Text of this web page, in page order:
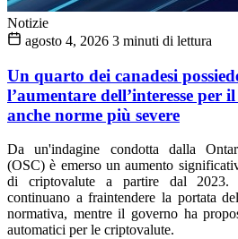
Notizie
agosto 4, 2026 3 minuti di lettura
Un quarto dei canadesi
l’aumentare dell’interesse per
anche norme più severe
Da un'indagine condotta dalla
(OSC) è emerso un aumento
di criptovalute a partire dal 2023.
continuano a fraintendere la portata
normativa, mentre il governo ha
automatici per le criptovalute.